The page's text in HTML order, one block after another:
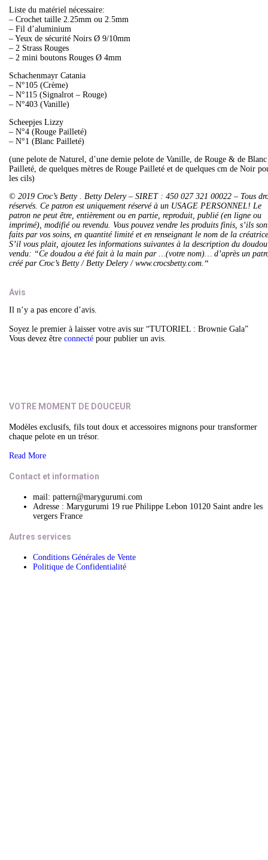
Liste du matériel nécessaire:
– Crochet taille 2.25mm ou 2.5mm
– Fil d’aluminium
– Yeux de sécurité Noirs Ø 9/10mm
– 2 Strass Rouges
– 2 mini boutons Rouges Ø 4mm
Schachenmayr Catania
– N°105 (Crème)
– N°115 (Signalrot – Rouge)
– N°403 (Vanille)
Scheepjes Lizzy
– N°4 (Rouge Pailleté)
– N°1 (Blanc Pailleté)
(une pelote de Naturel, d’une demie pelote de Vanille, de Rouge & de Blanc
Pailleté, de quelques mètres de Rouge Pailleté et de quelques cm de Noir
les cils)
© 2019 Croc’s Betty . Betty Delery – SIRET : 450 027 321 00022 – Tous
réservés. Ce patron est uniquement réservé à un USAGE PERSONNEL! Le
patron ne peut être, entièrement ou en partie, reproduit, publié (en ligne ou
imprimé), modifié ou revendu. Vous pouvez vendre les produits finis, s’ils
faits par vos soins, en quantité limité et en renseignant le nom de la
S’il vous plait, ajoutez les informations suivantes à la description du doudou
vendu: “Ce doudou a été fait à la main par …(votre nom)… d’après un
créé par Croc’s Betty / Betty Delery / www.crocsbetty.com.“
Avis
Il n’y a pas encore d’avis.
Soyez le premier à laisser votre avis sur “TUTORIEL : Brownie Gala”
Vous devez être connecté pour publier un avis.
VOTRE MOMENT DE DOUCEUR
Modèles exclusifs, fils tout doux et accessoires mignons pour transformer
chaque pelote en un trésor.
Read More
Contact et information
mail: pattern@marygurumi.com
Adresse : Marygurumi 19 rue Philippe Lebon 10120 Saint andre les
vergers France
Autres services
Conditions Générales de Vente
Politique de Confidentialité